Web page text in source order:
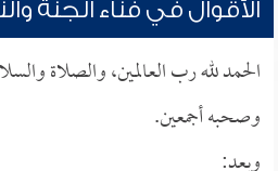
الأقوال في فناء الجنة
الحمد لله رب العالمين، والصلاة
وصحبه أجمعين.